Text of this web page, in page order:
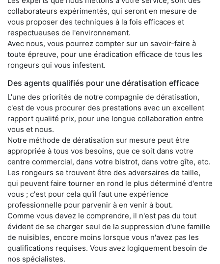
collaborateurs expérimentés, qui seront en mesure de
vous proposer des techniques à la fois efficaces et
respectueuses de l'environnement.
Avec nous, vous pourrez compter sur un savoir-faire à
toute épreuve, pour une éradication efficace de tous les
rongeurs qui vous infestent.
Des agents qualifiés pour une dératisation efficace
L'une des priorités de notre compagnie de dératisation,
c'est de vous procurer des prestations avec un excellent
rapport qualité prix, pour une longue collaboration entre
vous et nous.
Notre méthode de dératisation sur mesure peut être
appropriée à tous vos besoins, que ce soit dans votre
centre commercial, dans votre bistrot, dans votre gîte, etc.
Les rongeurs se trouvent être des adversaires de taille,
qui peuvent faire tourner en rond le plus déterminé d'entre
vous ; c'est pour cela qu'il faut une expérience
professionnelle pour parvenir à en venir à bout.
Comme vous devez le comprendre, il n'est pas du tout
évident de se charger seul de la suppression d'une famille
de nuisibles, encore moins lorsque vous n'avez pas les
qualifications requises. Vous avez logiquement besoin de
nos spécialistes.